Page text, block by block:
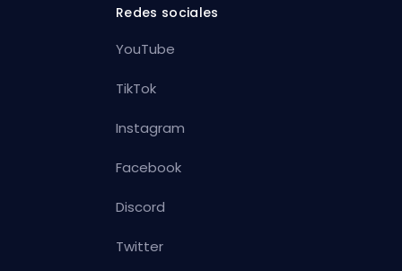
Redes sociales
YouTube
TikTok
Instagram
Facebook
Discord
Twitter